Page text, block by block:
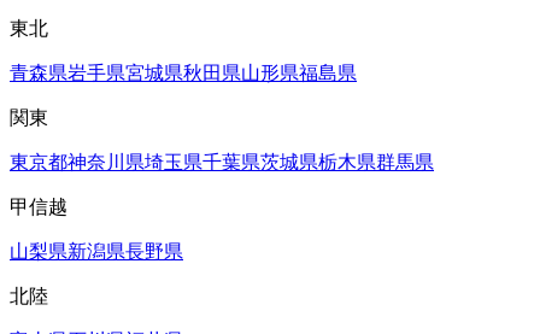
東北
青森県岩手県宮城県秋田県山形県福島県
関東
東京都神奈川県埼玉県千葉県茨城県栃木県群馬県
甲信越
山梨県新潟県長野県
北陸